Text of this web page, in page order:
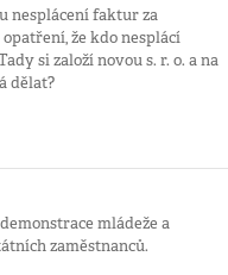
nesplácení faktur za
že kdo nesplácí
si založí novou s. r. o. a na
dělat?
mládeže a
zaměstnanců.